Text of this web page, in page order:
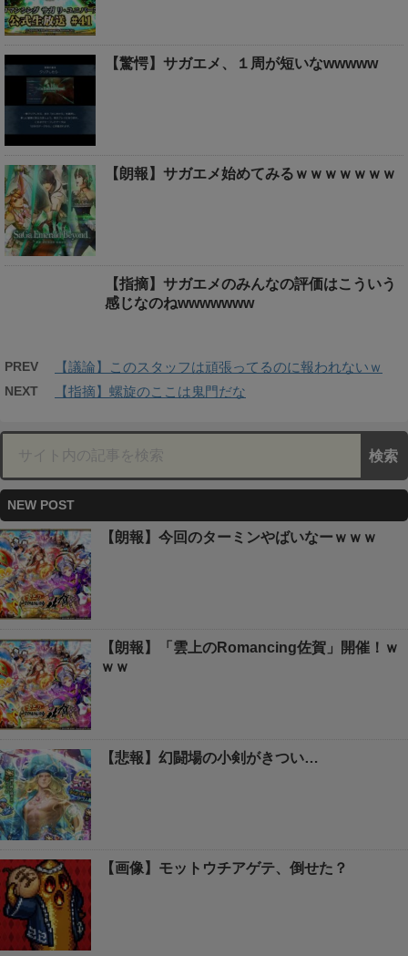
【驚愕】サガエメ、１周が短いなwwwww
【朗報】サガエメ始めてみるｗｗｗｗｗｗｗ
【指摘】サガエメのみんなの評価はこういう
感じなのねwwwwwww
PREV 【議論】このスタッフは頑張ってるのに報われないｗ
NEXT 【指摘】螺旋のここは鬼門だな
NEW POST
【朗報】今回のターミンやばいなーｗｗｗ
【朗報】「雲上のRomancing佐賀」開催！ｗ
ｗｗ
【悲報】幻闘場の小剣がきつい…
【画像】モットウチアゲテ、倒せた？